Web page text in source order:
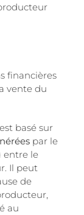
financières
vente du
basé sur
par le
entre le
Il peut
de
au